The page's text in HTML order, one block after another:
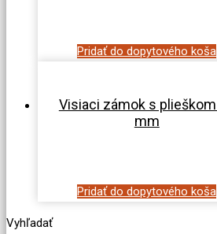
Pridať do dopytového koša
Visiaci zámok s
mm
Pridať do dopytového koša
Vyhľadať